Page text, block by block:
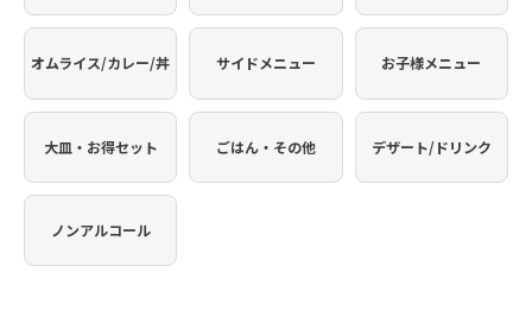
オムライス/カレー/丼 サイドメニュー お子様メニュー
大皿・お得セット ごはん・その他 デザート/ドリンク
ノンアルコール